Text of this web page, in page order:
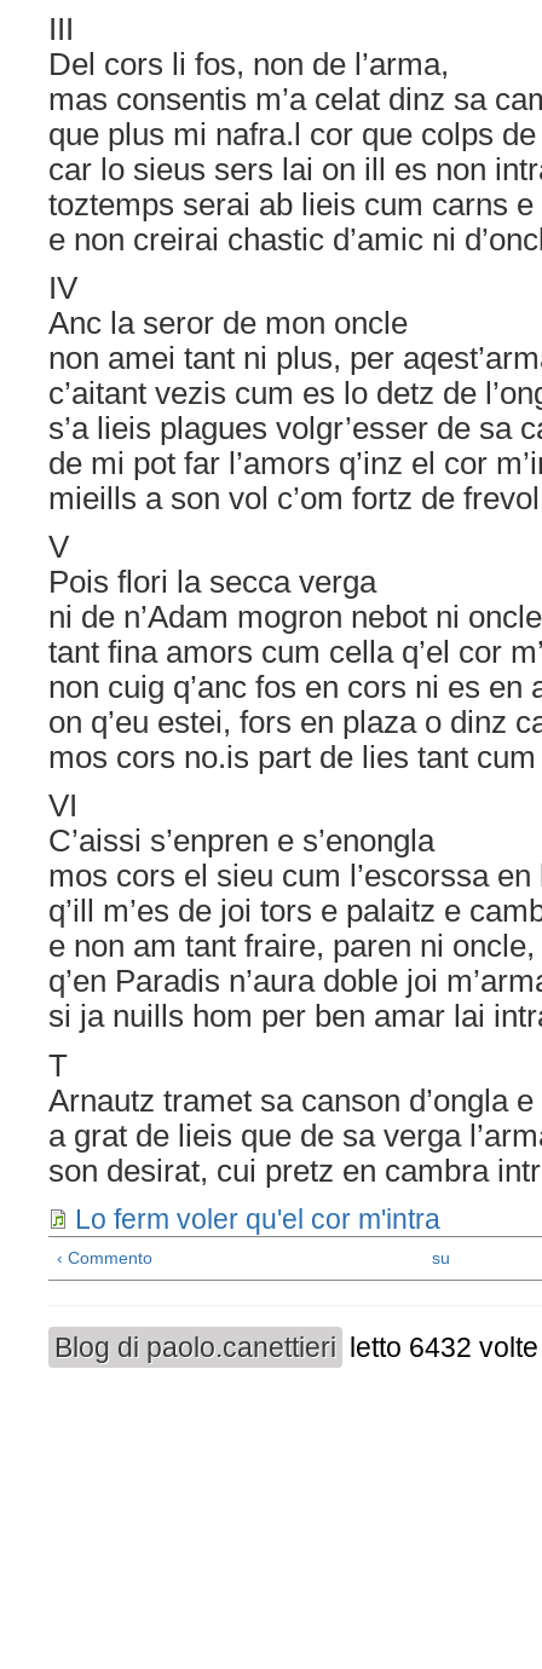
III
Del cors li fos, non de l’arma,
mas consentis m’a celat dinz sa
que plus mi nafra.l cor que colps
car lo sieus sers lai on ill es non
toztemps serai ab lieis cum carns e
e non creirai chastic d’amic ni
IV
Anc la seror de mon oncle
non amei tant ni plus, per
c’aitant vezis cum es lo detz de
s’a lieis plagues volgr’esser de sa
de mi pot far l’amors q’inz el cor
mieills a son vol c’om fortz de
V
Pois flori la secca verga
ni de n’Adam mogron nebot ni oncle
tant fina amors cum cella q’el cor
non cuig q’anc fos en cors ni es en
on q’eu estei, fors en plaza o dinz
mos cors no.is part de lies tant cum
VI
C’aissi s’enpren e s’enongla
mos cors el sieu cum l’escorssa en
q’ill m’es de joi tors e palaitz e
e non am tant fraire, paren ni oncle,
q’en Paradis n’aura doble joi
si ja nuills hom per ben amar lai
T
Arnautz tramet sa canson d’ongla e
a grat de lieis que de sa verga
son desirat, cui pretz en cambra
Lo ferm voler qu'el cor m'intra
‹ Commento su
Blog di paolo.canettieri letto 6432 volte